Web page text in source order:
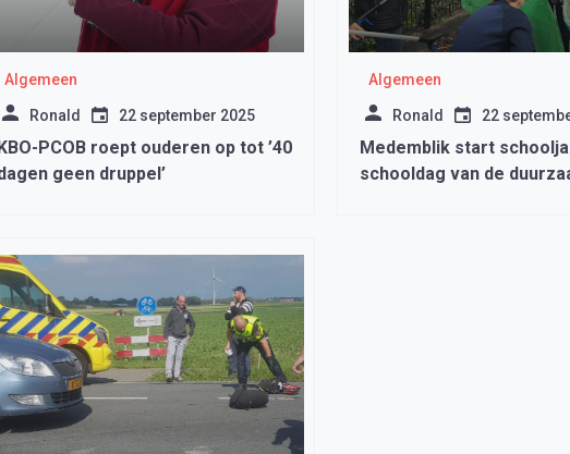
Algemeen
Ronald 22 september 2025
PCOB roept ouderen op tot ’40
geen druppel’
Algemeen
Ronald 22
Medemblik start
schooldag van de